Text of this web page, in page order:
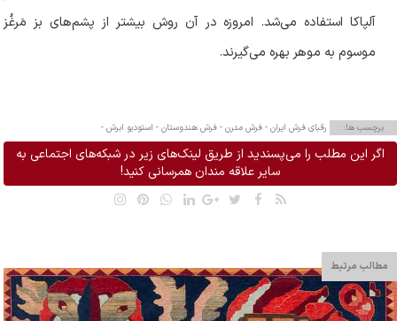
آلپاکا استفاده می‌شد. امروزه در آن روش بیشتر از پشم‌های بز مَرغُز
موسوم به موهر بهره می‌گیرند.
برچسب ها: رقبای فرش ایران - فرش مدرن - فرش هندوستان - استودیو ابرش -
اگر این مطلب را می‌پسندید از طریق لینک‌های زیر در شبکه‌های اجتماعی به
سایر علاقه مندان همرسانی کنید!
مطالب مرتبط